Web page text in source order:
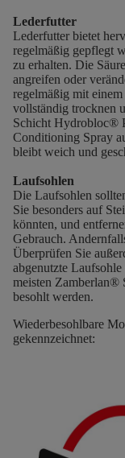
Lederfutter
Lederfutter bietet
regelmäßig gepflegt
zu erhalten. Die
angreifen oder
regelmäßig mit
vollständig trocknen
Schicht Hydrobloc®
Conditioning Spray
bleibt weich und
Laufsohlen
Die Laufsohlen
Sie besonders auf
könnten, und
Gebrauch.
Überprüfen Sie
abgenutzte
meisten Zamberlan®
besohlt werden.
Wiederbesohlbare
gekennzeichnet: